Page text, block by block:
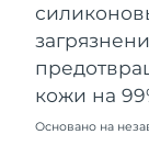
кожи на
Основано на
Мальта
Мексика